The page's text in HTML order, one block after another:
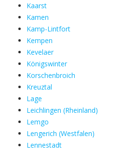
Kaarst
Kamen
Kamp-Lintfort
Kempen
Kevelaer
Königswinter
Korschenbroich
Kreuztal
Lage
Leichlingen (Rheinland)
Lemgo
Lengerich (Westfalen)
Lennestadt